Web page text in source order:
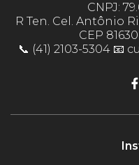
CNPJ:
R Ten. Cel. Antônio
CEP
📞 (41) 2103-5304 📧